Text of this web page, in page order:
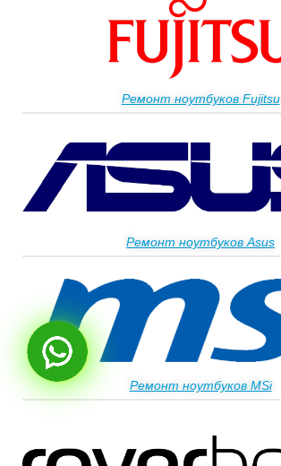
Ремонт ноутбуков Fujitsu
Ремонт ноутбуков Asus
Ремонт ноутбуков MSi